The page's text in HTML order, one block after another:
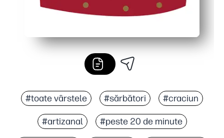
#toate vârstele #sărbători #craciun
#artizanal #peste 20 de minute